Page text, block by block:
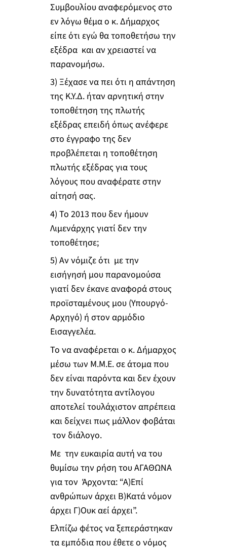
Συμβουλίου αναφερόμενος στο
εν λόγω θέμα ο κ. Δήμαρχος
είπε ότι εγώ θα τοποθετήσω την
εξέδρα και αν χρειαστεί να
παρανομήσω.
3) Ξέχασε να πει ότι η απάντηση
της Κ.Υ.Δ. ήταν αρνητική στην
τοποθέτηση της πλωτής
εξέδρας επειδή όπως ανέφερε
στο έγγραφο της δεν
προβλέπεται η τοποθέτηση
πλωτής εξέδρας για τους
λόγους που αναφέρατε στην
αίτησή σας.
4) Το 2013 που δεν ήμουν
Λιμενάρχης γιατί δεν την
τοποθέτησε;
5) Αν νόμιζε ότι με την
εισήγησή μου παρανομούσα
γιατί δεν έκανε αναφορά στους
προϊσταμένους μου (Υπουργό-
Αρχηγό) ή στον αρμόδιο
Εισαγγελέα.
Το να αναφέρεται ο κ. Δήμαρχος
μέσω των Μ.Μ.Ε. σε άτομα που
δεν είναι παρόντα και δεν έχουν
την δυνατότητα αντίλογου
αποτελεί τουλάχιστον απρέπεια
και δείχνει πως μάλλον φοβάται
τον διάλογο.
Με την ευκαιρία αυτή να του
θυμίσω την ρήση του ΑΓΑΘΩΝΑ
για τον Άρχοντα: “Α)Επί
ανθρώπων άρχει Β)Κατά νόμον
άρχει Γ)Ουκ αεί άρχει”.
Ελπίζω φέτος να ξεπεράστηκαν
τα εμπόδια που έθετε ο νόμος